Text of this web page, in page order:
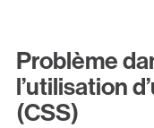
Problème
l’utilisation
(CSS)